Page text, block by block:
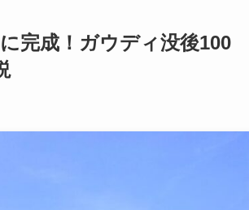
完成！ガウディ没後100